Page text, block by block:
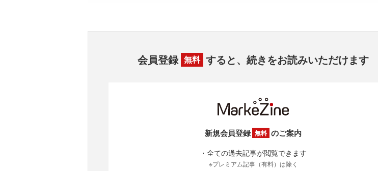
会員登録 無料 すると、続きをお読みいただけます
新規会員登録 無料 のご案内
・全ての過去記事が閲覧できます
※プレミアム記事（有料）は除く